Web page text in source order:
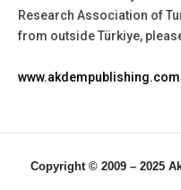
Research Association of
from outside Türkiye,
www.akdempublishing.com
Copyright © 2009 – 2025